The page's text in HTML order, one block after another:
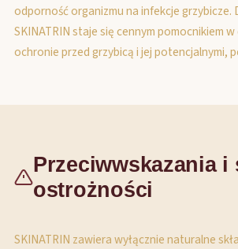
odporność organizmu na infekcje grzybicze.
SKINATRIN staje się cennym pomocnikiem
ochronie przed grzybicą i jej potencjalnymi,
Przeciwwskazania i
ostrożności
SKINATRIN zawiera wyłącznie naturalne